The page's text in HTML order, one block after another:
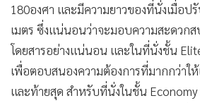
180องศา และมีความยาวของที่นั่งเมื่อป
เมตร ซึ่งแน่นอนว่าจะมอบความสะดวก
โดยสารอย่างแน่นอน และในที่นั่งชั้น
เพื่อตอบสนองความต้องการที่มากกว่าใ
และท้ายสุด สำหรับที่นั่งในชั้น